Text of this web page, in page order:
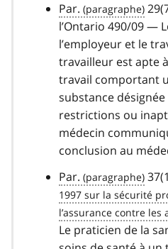
Par.
l’Ontario 490/09 —
l’employeur et le
travailleur est apte
travail comportant
substance
restrictions ou
médecin
conclusion au
Par.
Le praticien de la